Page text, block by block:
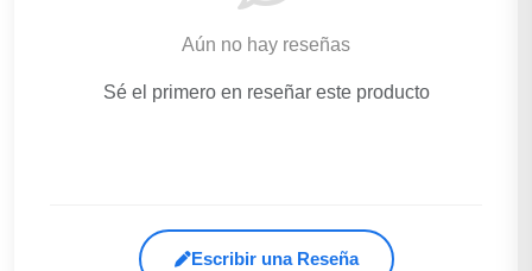
Aún no hay reseñas
Sé el primero en reseñar este producto
Escribir una Reseña